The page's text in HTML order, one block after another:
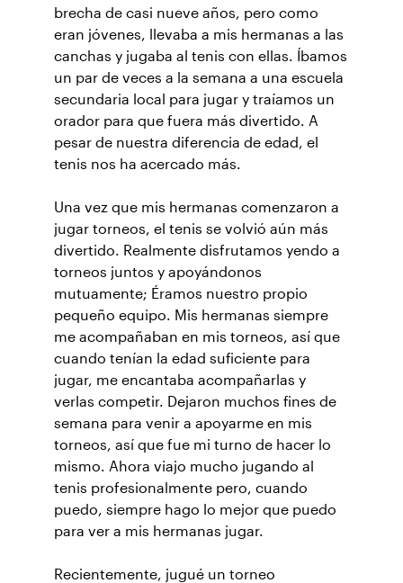
brecha de casi nueve años, pero como
eran jóvenes, llevaba a mis hermanas a las
canchas y jugaba al tenis con ellas. Íbamos
un par de veces a la semana a una escuela
secundaria local para jugar y traíamos un
orador para que fuera más divertido. A
pesar de nuestra diferencia de edad, el
tenis nos ha acercado más.
Una vez que mis hermanas comenzaron a
jugar torneos, el tenis se volvió aún más
divertido. Realmente disfrutamos yendo a
torneos juntos y apoyándonos
mutuamente; Éramos nuestro propio
pequeño equipo. Mis hermanas siempre
me acompañaban en mis torneos, así que
cuando tenían la edad suficiente para
jugar, me encantaba acompañarlas y
verlas competir. Dejaron muchos fines de
semana para venir a apoyarme en mis
torneos, así que fue mi turno de hacer lo
mismo. Ahora viajo mucho jugando al
tenis profesionalmente pero, cuando
puedo, siempre hago lo mejor que puedo
para ver a mis hermanas jugar.
Recientemente, jugué un torneo